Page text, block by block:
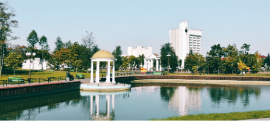
Перейти
к
содержанию